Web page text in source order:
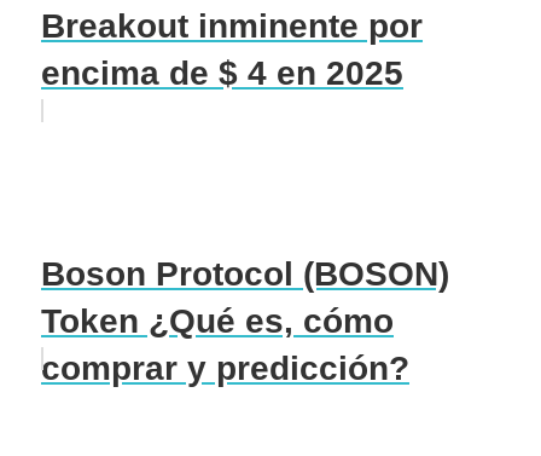
Breakout inminente por
encima de $ 4 en 2025
Boson Protocol (BOSON)
Token ¿Qué es, cómo
comprar y predicción?